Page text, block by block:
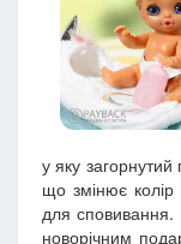
у яку
що змінює колір
для сповивання.
новорічним